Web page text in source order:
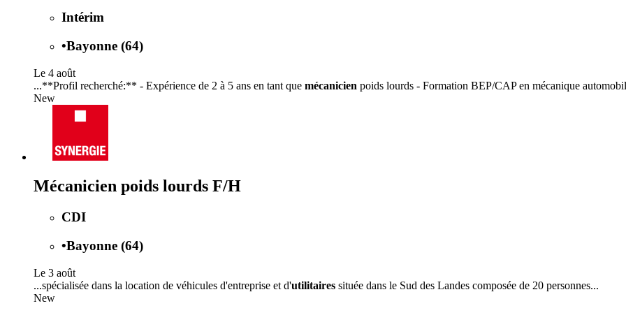
Intérim
•Bayonne (64)
Le 4 août
...**Profil recherché:** - Expérience de 2 à 5 ans en tant que mécanicien poids lourds - Formation BEP/CAP en mécanique
New
Mécanicien poids lourds F/H
CDI
•Bayonne (64)
Le 3 août
...spécialisée dans la location de véhicules d'entreprise et d'utilitaires située dans le Sud des Landes composée de 20 personnes...
New